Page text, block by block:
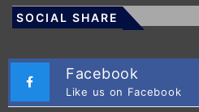
SOCIAL SHARE
Facebook
Like us on Facebook